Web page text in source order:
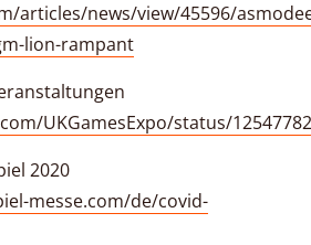
articles/news/view/45596/
lion-rampant
UKGamesExpo/status/
2020
messe.com/de/covid-